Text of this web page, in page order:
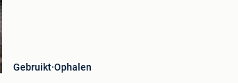
Gebruikt Ophalen